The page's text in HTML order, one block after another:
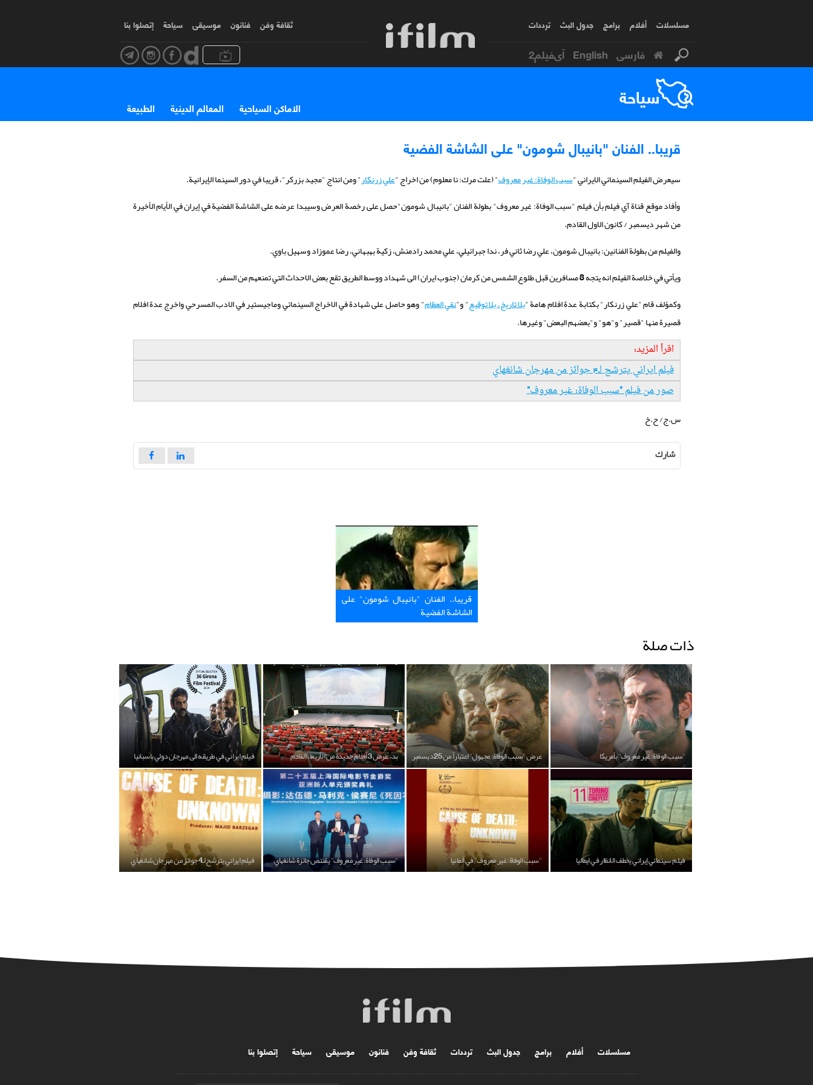
مسلسلات أفلام برامج جدول البث ترددات ثقافة وفن فنانون موسیقی سياحة إتصلوا بنا
فارسی English آی‌فیلم2
سياحة الطبيعة المعالم الدينية الاماكن السياحية
قريبا.. الفنان "بانيبال شومون" على الشاشة الفضية
سيعرض الفيلم السينمائي الايراني "سبب الوفاة: غير معروف" (علت مرك: نا معلوم) من اخراج "علي زرنكار" ومن انتاج "مجيد بزركر"، قريبا في دور السينما الإيرانية.
وأفاد موقع قناة آي فيلم بأن فيلم "سبب الوفاة: غير معروف" بطولة الفنان "بانيبال شومون"حصل على رخصة العرض وسيبدا عرضه على الشاشة الفضية في إيران في الأيام الأخيرة
من شهر ديسمبر / كانون الاول القادم.
والفيلم من بطولة الفنانين: بانيبال شومون، علي رضا ثاني فر، ندا جبرائيلي، علي محمد رادمنش، زكية بهبهاني، رضا عموزاد وسهيل باوي.
ويأتي في خلاصة الفيلم انه يتجه 8 مسافرين قبل طلوع الشمس من كرمان (جنوب ايران) الى شهداد ووسط الطريق تقع بعض الاحداث التي تمنعهم من السفر.
وكمؤلف قام "علي زرنكار" بكتابة عدة افلام هامة "بلا تاريخ، بلا توقيع" و"نقي العظام" وهو حاصل على شهادة في الاخراج السينمائي وماجيستير في الادب المسرحي واخرج عدة افلام
قصيرة منها "قصير" و"هو" و"بعضهم البعض" وغيرها.
اقرأ المزيد:
فيلم ايراني يترشح لـ4 جوائز من مهرجان شانغهاي
صور من فيلم "سبب الوفاة: غير معروف"
س.ج/ ح.خ
شارك
قريبا.. الفنان "بانيبال شومون" على
الشاشة الفضية
ذات صلة
"سبب الوفاة: غير معروف" بأمريكا عرض "سبب الوفاة: مجهول" اعتباراً من 25 ديسمبر بدء عرض 3 أفلام جديدة من الأربعاء القادم فيلم ايراني في طريقه الى مهرجان دولي باسبانيا
فيلم سينمائي إيراني يخطف الانظار في ايطاليا "سبب الوفاة: غير معروف" في ألمانيا "سبب الوفاة: غير معروف" يقتنص جائزة شانغهاي فيلم ايراني يترشح لـ4 جوائز من مهرجان شانغهاي
مسلسلات أفلام برامج جدول البث ترددات ثقافة وفن فنانون موسیقی سياحة إتصلوا بنا